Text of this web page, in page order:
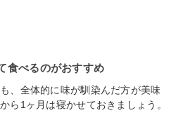
食べるのがおすすめ
、全体的に味が馴染んだ方が美味
ら1ヶ月は寝かせておきましょう。